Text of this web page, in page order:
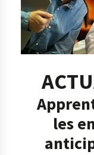
les